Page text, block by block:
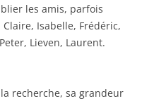
les amis, parfois
Isabelle, Frédéric,
Lieven, Laurent.
recherche, sa grandeur